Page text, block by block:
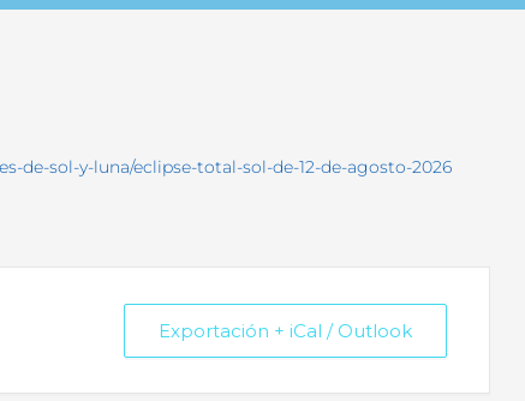
de-sol-y-luna/eclipse-total-sol-de-12-de-agosto-2026
Exportación + iCal / Outlook